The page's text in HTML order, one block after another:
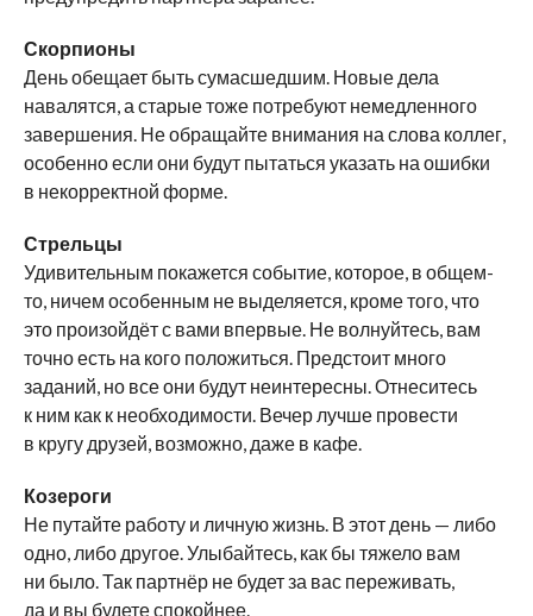
Скорпионы
День обещает быть сумасшедшим. Новые дела
навалятся, а старые тоже потребуют немедленного
завершения. Не обращайте внимания на слова коллег,
особенно если они будут пытаться указать на ошибки
в некорректной форме.
Стрельцы
Удивительным покажется событие, которое, в общем-
то, ничем особенным не выделяется, кроме того, что
это произойдёт с вами впервые. Не волнуйтесь, вам
точно есть на кого положиться. Предстоит много
заданий, но все они будут неинтересны. Отнеситесь
к ним как к необходимости. Вечер лучше провести
в кругу друзей, возможно, даже в кафе.
Козероги
Не путайте работу и личную жизнь. В этот день — либо
одно, либо другое. Улыбайтесь, как бы тяжело вам
ни было. Так партнёр не будет за вас переживать,
да и вы будете спокойнее.